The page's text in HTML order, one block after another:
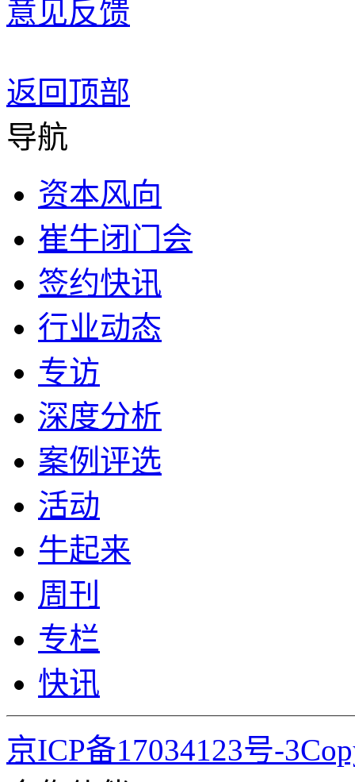
意见反馈
返回顶部
导航
资本风向
崔牛闭门会
签约快讯
行业动态
专访
深度分析
案例评选
活动
牛起来
周刊
专栏
快讯
京ICP备17034123号-